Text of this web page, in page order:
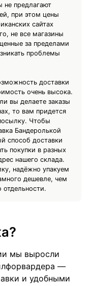
не предлагают
при этом цены
сайтах
не все магазины
за пределами
проблемы
доставки
очень высока.
вы делаете заказы
то вам придется
Чтобы
Бандеролькой
способ доставки
покупки в разных
нашего склада.
надёжно упакуем
дешевле, чем
отдельности.
мы выросли
—
и удобными